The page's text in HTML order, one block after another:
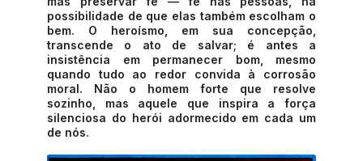
possibilidade de que elas também escolham o
bem. O heroísmo, em sua concepção,
transcende o ato de salvar; é antes a
insistência em permanecer bom, mesmo
quando tudo ao redor convida à corrosão
moral. Não o homem forte que resolve
sozinho, mas aquele que inspira a força
silenciosa do herói adormecido em cada um
de nós.